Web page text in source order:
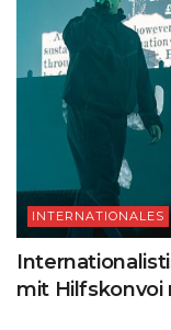
INTERNATIONALES
mit Hilfskonvoi